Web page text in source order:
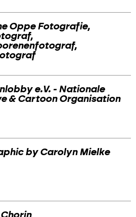
Oppe Fotografie,
e.V. - Nationale
& Cartoon Organisation
by Carolyn Mielke